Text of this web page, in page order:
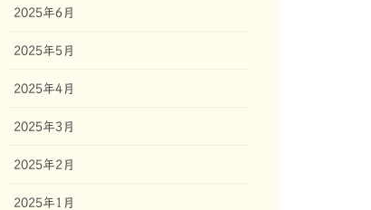
2025年6月
2025年5月
2025年4月
2025年3月
2025年2月
2025年1月